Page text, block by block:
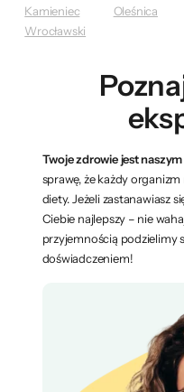
Kamieniec
Wrocławski
Oleśnica
Twoje zdrowie jest
sprawę, że każdy
diety. Jeżeli zastanawiasz
Ciebie najlepszy – nie
przyjemnością podzielimy
doświadczeniem!